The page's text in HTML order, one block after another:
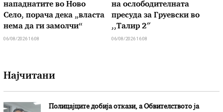
нападнатите во Ново
Село, порача дека „власта
нема да ги замолчи“
06/08/2026 16:08
на ослободителната
пресуда за Груевски во
,,Талир 2″
06/08/2026 16:08
Најчитани
Полицајците добија откази, а Обвителството ја